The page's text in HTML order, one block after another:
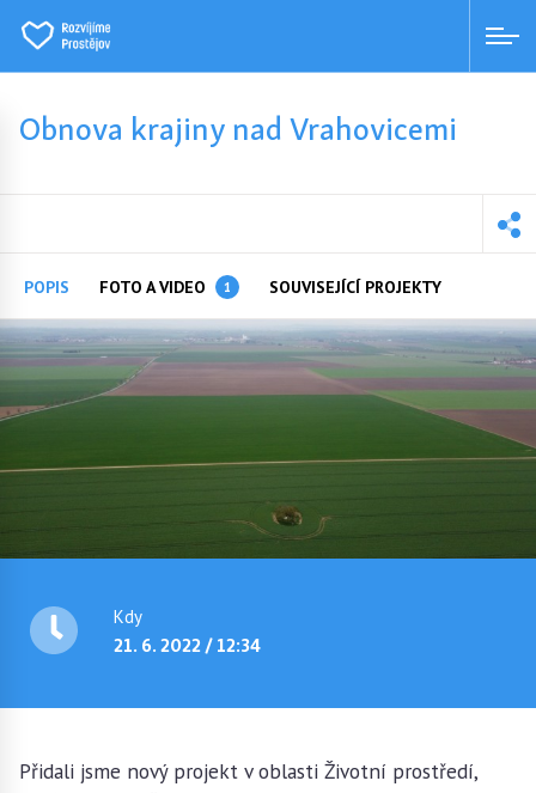
Obnova krajiny nad Vrahovicemi
POPIS FOTO A VIDEO 1 SOUVISEJÍCÍ PROJEKTY
Kdy
21. 6. 2022 / 12:34
Přidali jsme nový projekt v oblasti Životní prostředí,